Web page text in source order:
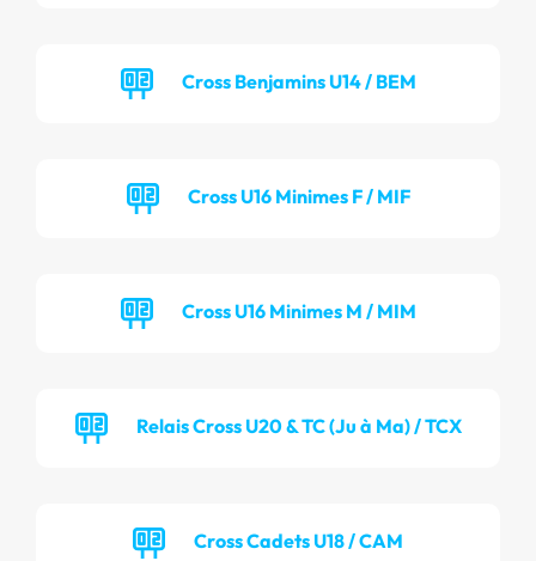
Cross Benjamins U14 / BEM
Cross U16 Minimes F / MIF
Cross U16 Minimes M / MIM
Relais Cross U20 & TC (Ju à Ma) / TCX
Cross Cadets U18 / CAM